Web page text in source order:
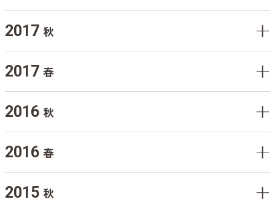
2017 秋
2017 春
2016 秋
2016 春
2015 秋